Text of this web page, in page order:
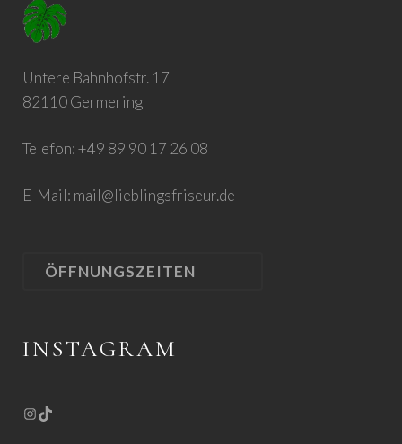
Untere Bahnhofstr. 17
82110 Germering
Telefon: +49 89 90 17 26 08
E-Mail: mail@lieblingsfriseur.de
ÖFFNUNGSZEITEN
INSTAGRAM